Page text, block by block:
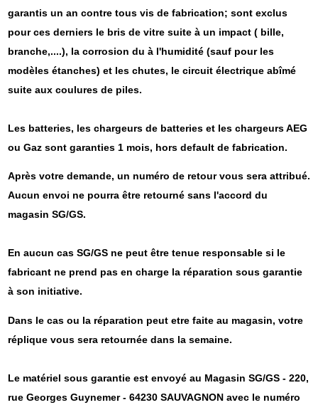
garantis un an contre tous vis de fabrication; sont exclus
pour ces derniers le bris de vitre suite à un impact ( bille,
branche,....), la corrosion du à l'humidité (sauf pour les
modèles étanches) et les chutes, le circuit électrique abîmé
suite aux coulures de piles.
Les batteries, les chargeurs de batteries et les chargeurs AEG
ou Gaz sont garanties 1 mois, hors default de fabrication.
Après votre demande, un numéro de retour vous sera attribué.
Aucun envoi ne pourra être retourné sans l'accord du
magasin SG/GS.
En aucun cas SG/GS ne peut être tenue responsable si le
fabricant ne prend pas en charge la réparation sous garantie
à son initiative.
Dans le cas ou la réparation peut etre faite au magasin, votre
réplique vous sera retournée dans la semaine.
Le matériel sous garantie est envoyé au Magasin SG/GS - 220,
rue Georges Guynemer - 64230 SAUVAGNON avec le numéro